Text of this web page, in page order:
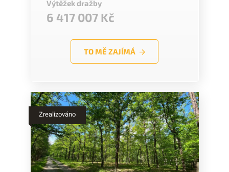
Výtěžek dražby
6 417 007 Kč
TO MĚ ZAJÍMÁ
Zrealizováno